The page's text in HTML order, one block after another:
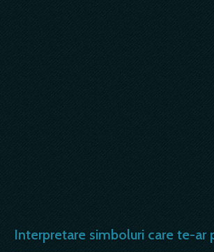
Interpretare simboluri care te-ar